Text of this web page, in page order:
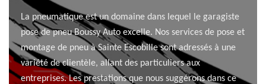
La pneumatique est un domaine dans lequel le garagiste
pose de pneu Boussy Auto excelle. Nos services de pose et
montage de pneu à Sainte Escobille sont adressés à une
variété de clientèle, allant des particuliers aux
entreprises. Les prestations que nous suggérons dans ce